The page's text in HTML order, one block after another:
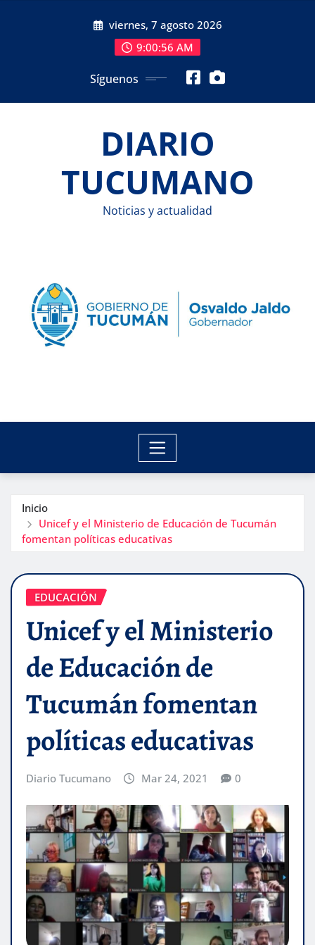
viernes, 7 agosto 2026
9:00:57 AM
Síguenos
DIARIO
TUCUMANO
Noticias y actualidad
Inicio
Unicef y el Ministerio de Educación de Tucumán
fomentan políticas educativas
EDUCACIÓN
Unicef y el Ministerio
de Educación de
Tucumán fomentan
políticas educativas
Diario Tucumano Mar 24, 2021 0